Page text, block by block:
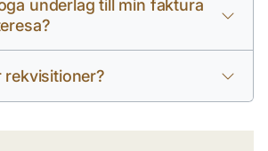
underlag till min faktura
rekvisitioner?